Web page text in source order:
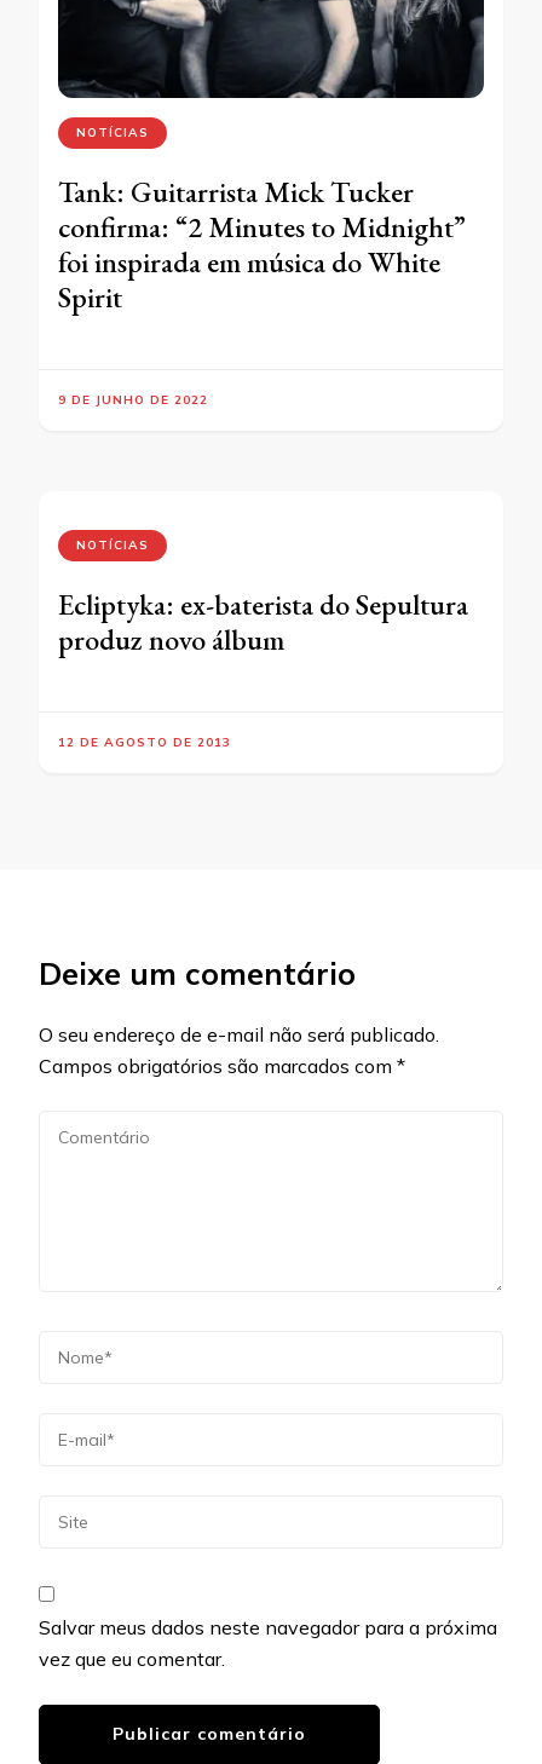
NOTÍCIAS
Tank: Guitarrista Mick Tucker
confirma: “2 Minutes to Midnight”
foi inspirada em música do White
Spirit
9 DE JUNHO DE 2022
NOTÍCIAS
Ecliptyka: ex-baterista do Sepultura
produz novo álbum
12 DE AGOSTO DE 2013
Deixe um comentário
O seu endereço de e-mail não será publicado.
Campos obrigatórios são marcados com *
Salvar meus dados neste navegador para a próxima
vez que eu comentar.